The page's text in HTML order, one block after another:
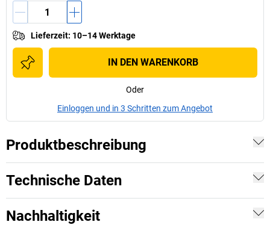
Lieferzeit: 10–14 Werktage
IN DEN WARENKORB
Oder
Einloggen und in 3 Schritten zum Angebot
Produktbeschreibung
Technische Daten
Nachhaltigkeit